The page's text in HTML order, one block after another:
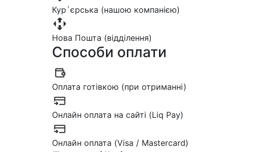
Кур`єрська (нашою компанією)
Нова Пошта (відділення)
Способи оплати
Оплата готівкою (при отриманні)
Онлайн оплата на сайті (Liq Pay)
Онлайн оплата (Visa / Mastercard)